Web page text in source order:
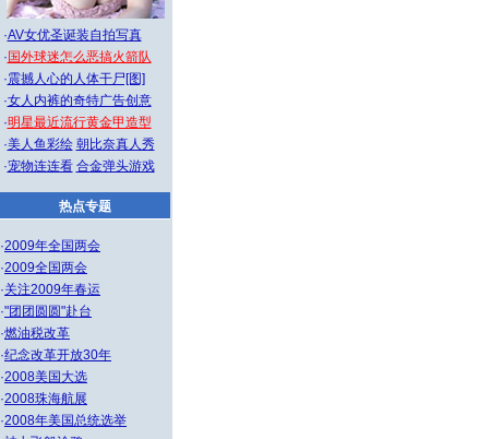
·AV女优圣诞装自拍写真
· 国外球迷怎么恶搞火箭队
·震撼人心的人体干尸[图]
·女人内裤的奇特广告创意
·明星最近流行黄金甲造型
·美人鱼彩绘 朝比奈真人秀
·宠物连连看 合金弹头游戏
热点专题
·2009年全国两会
·2009全国两会
·关注2009年春运
·"团团圆圆"赴台
·燃油税改革
·纪念改革开放30年
·2008美国大选
·2008珠海航展
·2008年美国总统选举